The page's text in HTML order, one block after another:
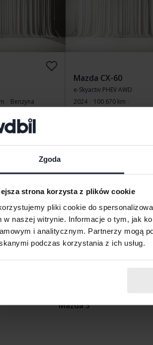
Zgoda
strona korzysta z plików cookie
pliki cookie do
w naszej witrynie. Informacje o tym, jak
i analitycznym. Partnerzy mogą
podczas korzystania z ich usług.
Benzyna
Wkrótce
już w drodze
Mazda CX-60
e-Skyactiv PHEV AWD
2024
100 670 km
Mazda 3